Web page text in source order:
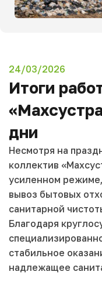
24/03/2026
Итоги
дни
Несмотря на
коллектив
усиленном
вывоз бытовых
санитарной
Благодаря
стабильное
надлежащее